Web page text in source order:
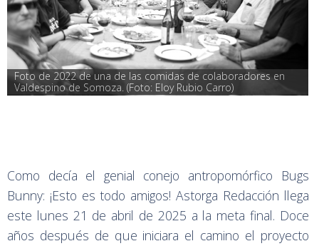
Foto de 2022 de una de las comidas de colaboradores en
Valdespino de Somoza. (Foto: Eloy Rubio Carro)
Como decía el genial conejo antropomórfico Bugs
Bunny: ¡Esto es todo amigos! Astorga Redacción llega
este lunes 21 de abril de 2025 a la meta final. Doce
años después de que iniciara el camino el proyecto